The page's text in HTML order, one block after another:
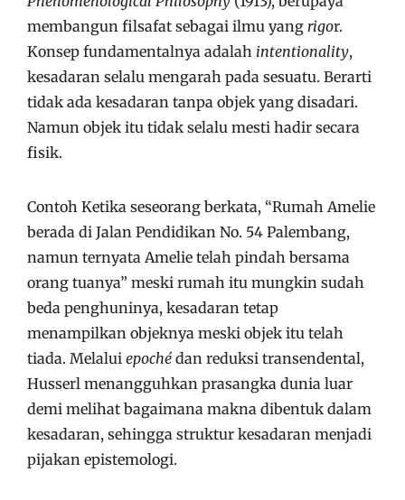
membangun filsafat sebagai ilmu yang rigor.
Konsep fundamentalnya adalah intentionality,
kesadaran selalu mengarah pada sesuatu. Berarti
tidak ada kesadaran tanpa objek yang disadari.
Namun objek itu tidak selalu mesti hadir secara
fisik.
Contoh Ketika seseorang berkata, “Rumah Amelie
berada di Jalan Pendidikan No. 54 Palembang,
namun ternyata Amelie telah pindah bersama
orang tuanya” meski rumah itu mungkin sudah
beda penghuninya, kesadaran tetap
menampilkan objeknya meski objek itu telah
tiada. Melalui epochédan reduksi transendental,
Husserl menangguhkan prasangka dunia luar
demi melihat bagaimana makna dibentuk dalam
kesadaran, sehingga struktur kesadaran menjadi
pijakan epistemologi.